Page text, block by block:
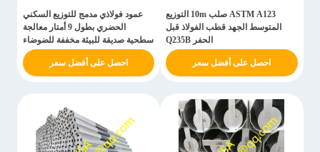
ASTM A123 صلب 10m التوزيع
المتوسط الجهد قطب الفولاذ قبل
الحفر Q235B
احصل على أفضل سعر
عمود فولاذي مدمج للتوزيع السكني
الحضري بطول 9 أمتار معالجة
سطحية صديقة للبيئة مخففة للضوضاء
Q235B
احصل على أفضل سعر